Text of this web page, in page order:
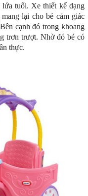
lứa tuổi. Xe thiết kế dạng
lại cho bé cảm giác
cạnh đó trong khoang
trơn trượt. Nhờ đó bé có
thực.